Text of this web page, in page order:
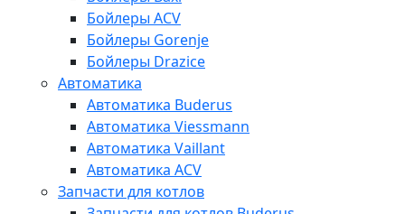
Бойлеры ACV
Бойлеры Gorenje
Бойлеры Drazice
Автоматика
Автоматика Buderus
Автоматика Viessmann
Автоматика Vaillant
Автоматика ACV
Запчасти для котлов